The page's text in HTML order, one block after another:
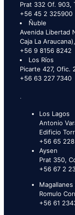
Prat 332 Of. 903,
+56 45 2 325900
Ñuble
Avenida Libertad
Caja La
+56 9 8156 8242
Los Ríos
Picarte 427, Ofic.
+56 63 227 7340
.
Los Lagos
Antonio
Edificio
+56 65
Aysen
Prat 350,
+56 67 2
Romulo
+56 61